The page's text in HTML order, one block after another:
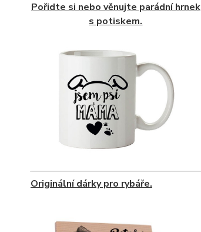
Pořidte si nebo věnujte parádní hrnek
s potiskem.
Originální dárky pro rybáře.